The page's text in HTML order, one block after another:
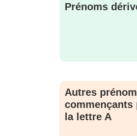
Prénoms
Autres
commençants
la lettre A